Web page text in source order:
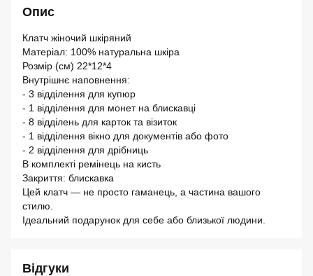
Опис
Клатч жіночий шкіряний
Матеріал: 100% натуральна шкіра
Розмір (см) 22*12*4
Внутрішнє наповнення:
- 3 відділення для купюр
- 1 відділення для монет на блискавці
- 8 відділень для карток та візиток
- 1 відділення вікно для документів або фото
- 2 відділення для дрібниць
В комплекті ремінець на кисть
Закриття: блискавка
Цей клатч — не просто гаманець, а частина вашого
стилю.
Ідеальний подарунок для себе або близької людини.
Відгуки